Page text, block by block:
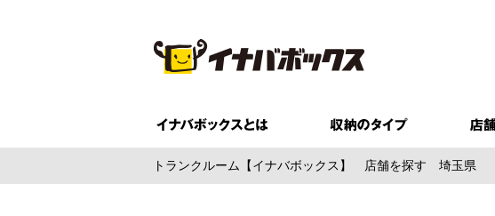
トランクルーム【イナバボックス】 店舗を探す 埼玉県